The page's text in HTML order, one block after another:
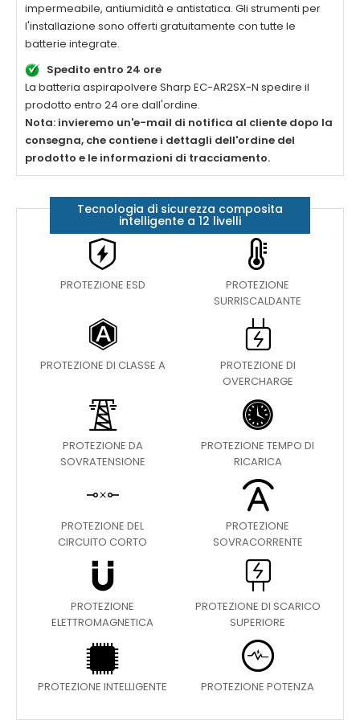
impermeabile, antiumidità e antistatica. Gli strumenti per
l'installazione sono offerti gratuitamente con tutte le
batterie integrate.
Spedito entro 24 ore
La batteria aspirapolvere Sharp EC-AR2SX-N spedire il
prodotto entro 24 ore dall'ordine.
Nota: invieremo un'e-mail di notifica al cliente dopo la
consegna, che contiene i dettagli dell'ordine del
prodotto e le informazioni di tracciamento.
Tecnologia di sicurezza composita
intelligente a 12 livelli
PROTEZIONE ESD
PROTEZIONE
SURRISCALDANTE
PROTEZIONE DI CLASSE A
PROTEZIONE DI
OVERCHARGE
PROTEZIONE DA
SOVRATENSIONE
PROTEZIONE TEMPO DI
RICARICA
PROTEZIONE DEL
CIRCUITO CORTO
PROTEZIONE
SOVRACORRENTE
PROTEZIONE
ELETTROMAGNETICA
PROTEZIONE DI SCARICO
SUPERIORE
PROTEZIONE INTELLIGENTE PROTEZIONE POTENZA